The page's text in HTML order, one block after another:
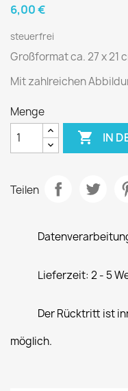
6,00 €
steuerfrei
Großformat ca. 27 x 21
Mit zahlreichen
Menge
 IN
Teilen
Lieferzeit: 2 - 5
Der Rücktritt ist
möglich.